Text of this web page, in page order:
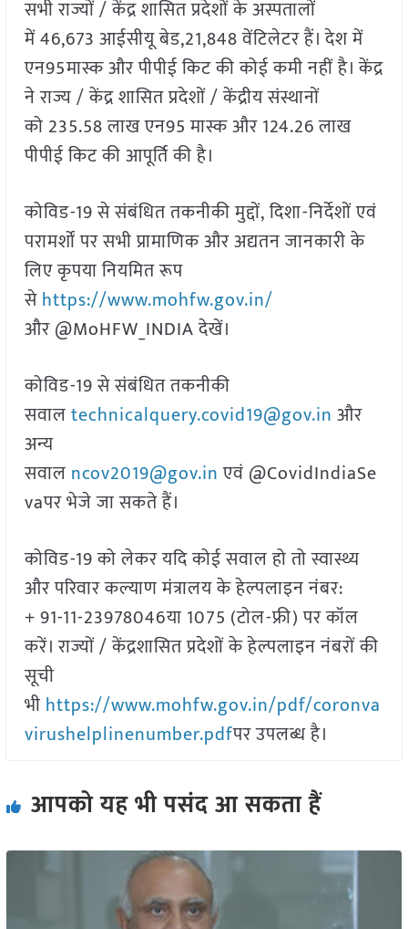
सभी राज्यों / केंद्र शासित प्रदेशों के अस्पतालों
में 46,673 आईसीयू बेड,21,848 वेंटिलेटर हैं। देश में
एन95मास्क और पीपीई किट की कोई कमी नहीं है। केंद्र
ने राज्य / केंद्र शासित प्रदेशों / केंद्रीय संस्थानों
को 235.58 लाख एन95 मास्क और 124.26 लाख
पीपीई किट की आपूर्ति की है।
कोविड-19 से संबंधित तकनीकी मुद्दों, दिशा-निर्देशों एवं
परामर्शों पर सभी प्रामाणिक और अद्यतन जानकारी के
लिए कृपया नियमित रूप
सेhttps://www.mohfw.gov.in/
और @MoHFW_INDIA देखें।
कोविड-19 से संबंधित तकनीकी
सवालtechnicalquery.covid19@gov.in और
अन्य
सवाल ncov2019@gov.inएवं @CovidIndiaSe
vaपर भेजे जा सकते हैं।
कोविड-19 को लेकर यदि कोई सवाल हो तो स्वास्थ्य
और परिवार कल्याण मंत्रालय के हेल्पलाइन नंबर:
+ 91-11-23978046या 1075 (टोल-फ्री) पर कॉल
करें। राज्यों / केंद्रशासित प्रदेशों के हेल्पलाइन नंबरों की
सूची
भी https://www.mohfw.gov.in/pdf/coronva
virushelplinenumber.pdfपर उपलब्ध है।
आपको यह भी पसंद आ सकता हैं